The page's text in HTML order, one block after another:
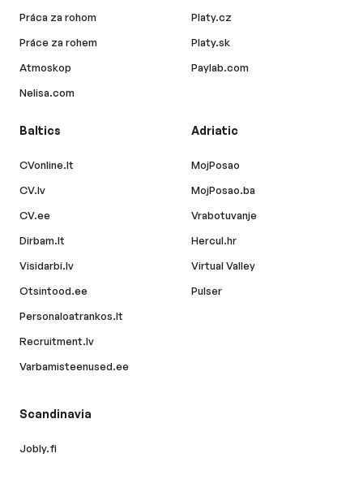
Práca za rohom
Práce za rohem
Atmoskop
Nelisa.com
Platy.cz
Platy.sk
Paylab.com
Baltics
CVonline.lt
CV.lv
CV.ee
Dirbam.lt
Visidarbi.lv
Otsintood.ee
Personaloatrankos.lt
Recruitment.lv
Varbamisteenused.ee
Adriatic
MojPosao
MojPosao.ba
Vrabotuvanje
Hercul.hr
Virtual Valley
Pulser
Scandinavia
Jobly.fi